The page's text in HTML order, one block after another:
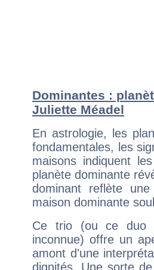
Dominantes :
Juliette Méadel
En astrologie, les
fondamentales, les
maisons indiquent
planète dominante
dominant reflète
maison dominante
Ce trio (ou ce duo
inconnue) offre un
amont d'une
dignités. Une sorte